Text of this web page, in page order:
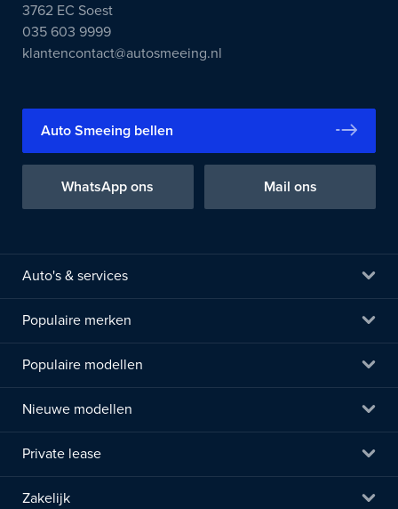
3762 EC Soest
035 603 9999
klantencontact@autosmeeing.nl
Auto Smeeing bellen
WhatsApp ons Mail ons
Auto's & services
Populaire merken
Populaire modellen
Nieuwe modellen
Private lease
Zakelijk